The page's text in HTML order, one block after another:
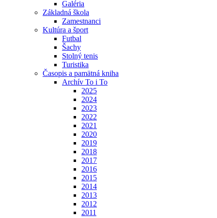
Galéria
Základná škola
Zamestnanci
Kultúra a šport
Futbal
Šachy
Stolný tenis
Turistika
Časopis a pamätná kniha
Archív To i To
2025
2024
2023
2022
2021
2020
2019
2018
2017
2016
2015
2014
2013
2012
2011